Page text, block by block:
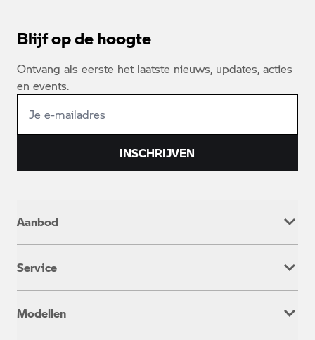
Blijf op de hoogte
Ontvang als eerste het laatste nieuws, updates, acties
en events.
INSCHRIJVEN
Aanbod
Occasion
Service
Onderhoud & Reparatie
Service inclusive
Modellen